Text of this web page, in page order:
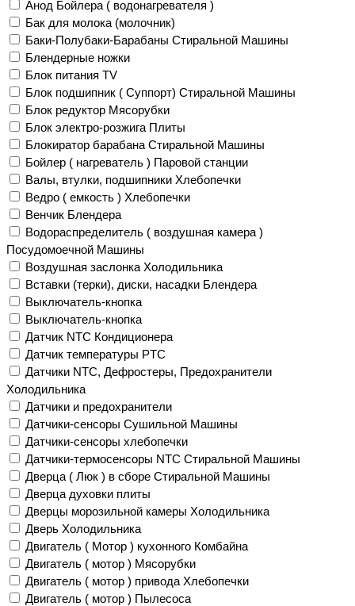
Анод Бойлера ( водонагревателя )
Бак для молока (молочник)
Баки-Полубаки-Барабаны Стиральной Машины
Блендерные ножки
Блок питания TV
Блок подшипник ( Суппорт) Стиральной Машины
Блок редуктор Мясорубки
Блок электро-розжига Плиты
Блокиратор барабана Стиральной Машины
Бойлер ( нагреватель ) Паровой станции
Валы, втулки, подшипники Хлебопечки
Ведро ( емкость ) Хлебопечки
Венчик Блендера
Водораспределитель ( воздушная камера )
Посудомоечной Машины
Воздушная заслонка Холодильника
Вставки (терки), диски, насадки Блендера
Выключатель-кнопка
Выключатель-кнопка
Датчик NTC Кондиционера
Датчик температуры PTC
Датчики NTC, Дефростеры, Предохранители
Холодильника
Датчики и предохранители
Датчики-сенсоры Сушильной Машины
Датчики-сенсоры хлебопечки
Датчики-термосенсоры NTC Стиральной Машины
Дверца ( Люк ) в сборе Стиральной Машины
Дверца духовки плиты
Дверцы морозильной камеры Холодильника
Дверь Холодильника
Двигатель ( Мотор ) кухонного Комбайна
Двигатель ( мотор ) Мясорубки
Двигатель ( мотор ) привода Хлебопечки
Двигатель ( мотор ) Пылесоса